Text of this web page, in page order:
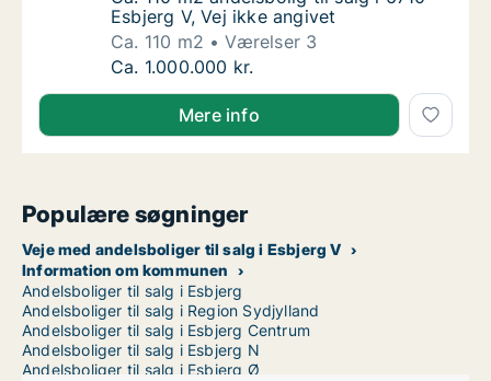
Esbjerg V, Vej ikke angivet
Ca. 110 m2
Værelser 3
Ca. 110 m2 andelsbolig til salg i 6710
Ca. 1.000.000 kr.
Mere info
Populære søgninger
Veje med andelsboliger til salg i Esbjerg V
Information om kommunen
Andelsboliger til salg i Esbjerg
Andelsboliger til salg i Region Sydjylland
Andelsboliger til salg i Esbjerg Centrum
Andelsboliger til salg i Esbjerg N
Andelsboliger til salg i Esbjerg Ø